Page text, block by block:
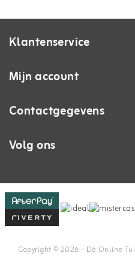
Klantenservice
Mijn account
Contactgegevens
Volg ons
Copyright © 2026 - Dé Online